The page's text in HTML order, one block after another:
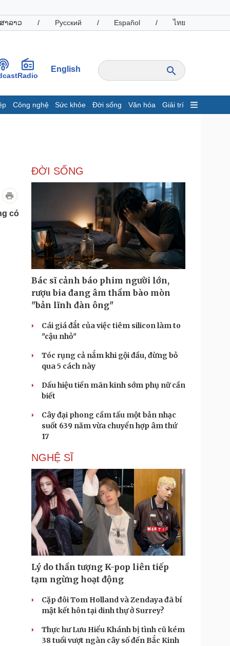
າລາວ / Русский / Español / ไทย
Radio
English
Công nghệ Sức khỏe Đời sống Văn hóa Giải trí
Giá cà phê
nghiệp
tin doanh nghiệp
nghiệp 24h
nhân
cộng đồng
Công nghệ
Sành điệu
Tin Công nghệ
Trải nghiệm
Chuyển đổi số
Podcast
Đọc truyện đêm khuya
Cửa sổ tình yêu
Kể chuyện cho bé
có
ĐỜI SỐNG
Bác sĩ cảnh báo phim người lớn,
rượu bia đang âm thầm bào mòn
"bản lĩnh đàn ông"
Cái giá đắt của việc tiêm silicon làm to
"cậu nhỏ"
Tóc rụng cả nắm khi gội đầu, đừng bỏ
qua 5 cách này
Dấu hiệu tiền mãn kinh sớm phụ nữ cần
biết
Cây đại phong cầm tấu một bản nhạc
suốt 639 năm vừa chuyển hợp âm thứ
17
NGHỆ SĨ
Lý do thần tượng K-pop liên tiếp
tạm ngừng hoạt động
Cặp đôi Tom Holland và Zendaya đã bí
mật kết hôn tại dinh thự ở Surrey?
Thực hư Lưu Hiểu Khánh bị tình cũ kém
38 tuổi vượt ngàn cây số đến Bắc Kinh